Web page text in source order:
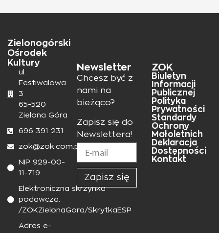
Zielonogórski
Ośrodek
Kultury
ul.
Festiwalowa
3
65-520
Zielona Góra
696 391 231
zok@zok.com.pl
NIP 929-00-
11-719
Elektroniczna skrzynka
podawcza:
/ZOKZielonaGora/SkrytkaESP
Adres e-
Newsletter
Chcesz być z
nami na
bieżąco?
Zapisz się do
Newslettera!
Zapisz się
ZOK
Biuletyn
Informacji
Publicznej
Polityka
Prywatności
Standardy
Ochrony
Małoletnich
Deklaracja
Dostępności
Kontakt